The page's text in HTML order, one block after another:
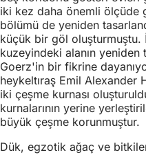
iki kez daha önemli ölçüde
bölümü de yeniden
küçük bir göl oluşturmuştu.
kuzeyindeki alanın yeniden
Goerz'in bir fikrine
heykeltıraş Emil Alexander
iki çeşme kurnası
kurnalarının yerine
büyük çeşme korunmuştur.
Dük, egzotik ağaç ve